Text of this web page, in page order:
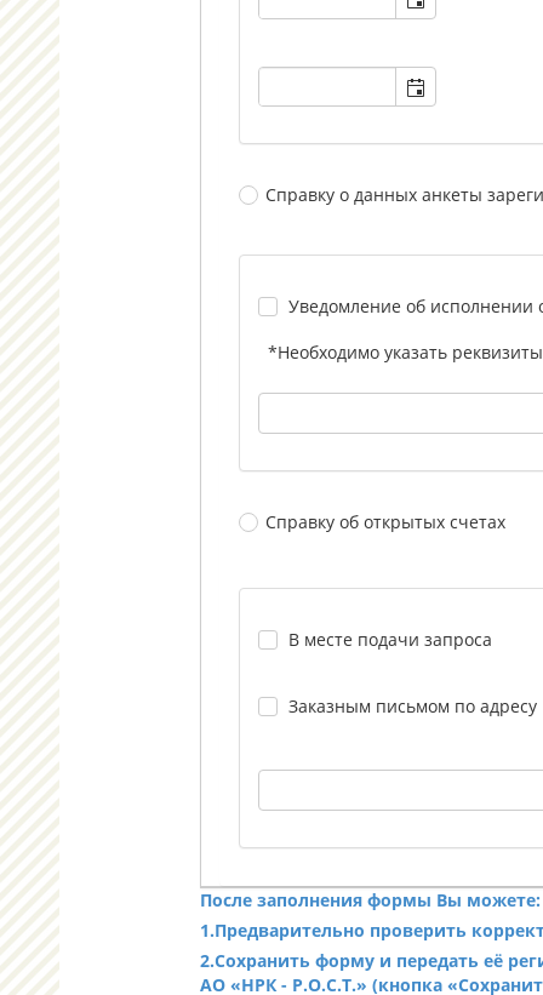
Справку о данных анкеты
Уведомление об исполнении
*Необходимо указать
Справку об открытых счетах
В месте подачи запроса
Заказным письмом по адресу
После заполнения формы Вы можете:
1.Предварительно проверить
2.Сохранить форму и передать её
АО «НРК - Р.О.С.Т.» (кнопка